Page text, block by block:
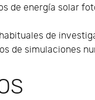
de energía solar
de
de simulaciones